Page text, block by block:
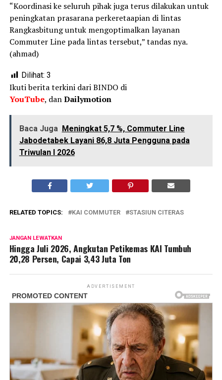
“Koordinasi ke seluruh pihak juga terus dilakukan untuk
peningkatan prasarana perkeretaapian di lintas
Rangkasbitung untuk mengoptimalkan layanan
Commuter Line pada lintas tersebut,” tandas nya.
(ahmad)
Dilihat: 3
Ikuti berita terkini dari BINDO di
YouTube, danDailymotion
Baca Juga Meningkat 5,7 %, Commuter Line
Jabodetabek Layani 86,8 Juta Pengguna pada
Triwulan I 2026
RELATED TOPICS: KAI COMMUTER STASIUN CITERAS
JANGAN LEWATKAN
Hingga Juli 2026, Angkutan Petikemas KAI Tumbuh
20,28 Persen, Capai 3,43 Juta Ton
ADVERTISEMENT